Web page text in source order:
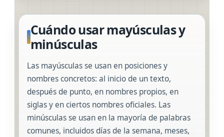
Cuándo usar mayúsculas y
minúsculas
Las mayúsculas se usan en posiciones y
nombres concretos: al inicio de un texto,
después de punto, en nombres propios, en
siglas y en ciertos nombres oficiales. Las
minúsculas se usan en la mayoría de palabras
comunes, incluidos días de la semana, meses,